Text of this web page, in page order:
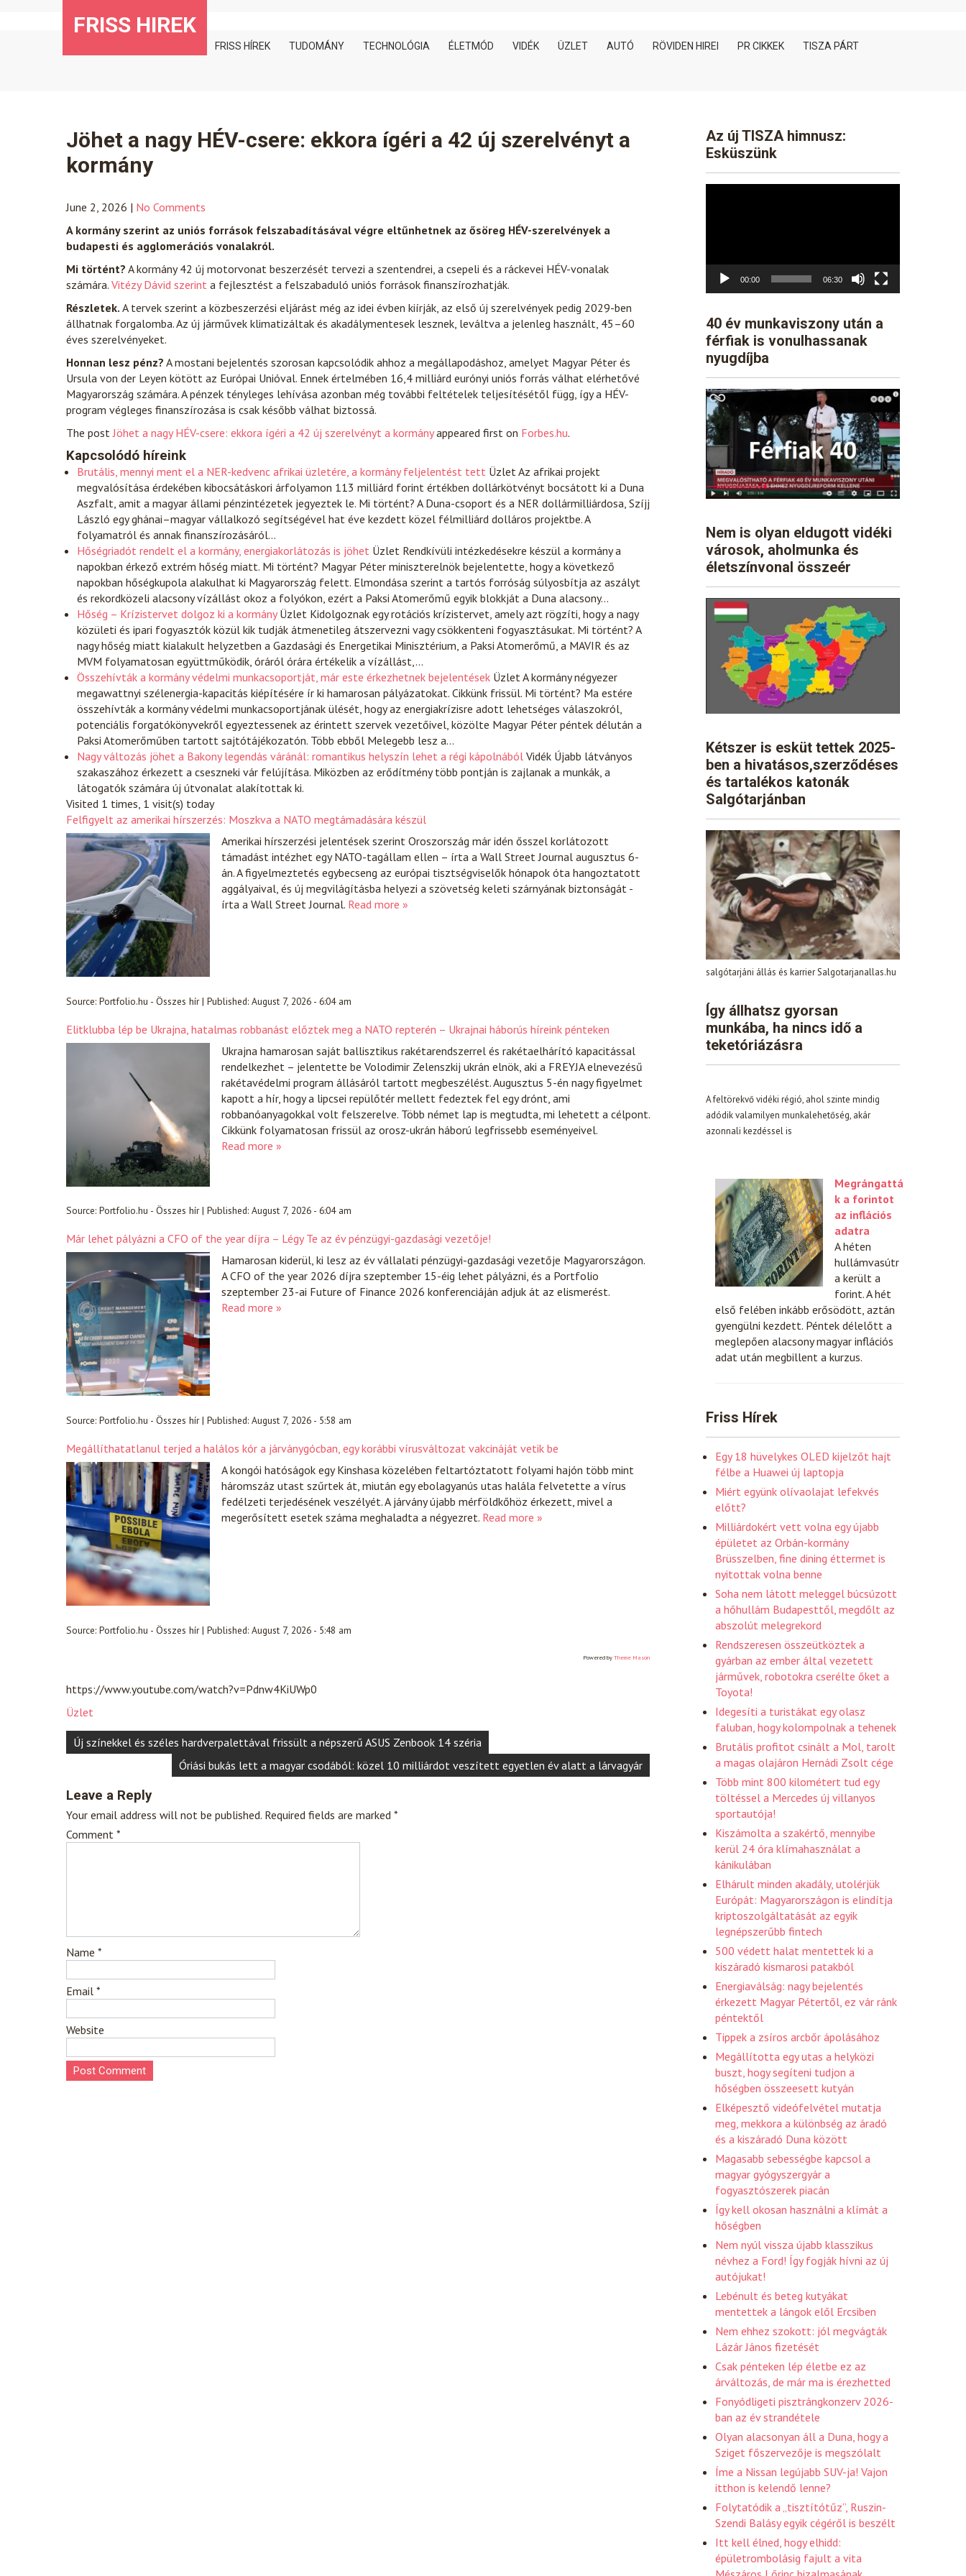
FRISS HIREK
FRISS HÍREK TUDOMÁNY TECHNOLÓGIA ÉLETMÓD VIDÉK ÜZLET AUTÓ RÖVIDEN HIREI PR CIKKEK TISZA PÁRT
Jöhet a nagy HÉV-csere: ekkora ígéri a 42 új szerelvényt a
kormány
June 2, 2026 | No Comments
A kormány szerint az uniós források felszabadításával végre eltűnhetnek az ősöreg HÉV-szerelvények a
budapesti és agglomerációs vonalakról.
Mi történt? A kormány 42 új motorvonat beszerzését tervezi a szentendrei, a csepeli és a ráckevei HÉV-vonalak
számára. Vitézy Dávid szerint a fejlesztést a felszabaduló uniós források finanszírozhatják.
Részletek. A tervek szerint a közbeszerzési eljárást még az idei évben kiírják, az első új szerelvények pedig 2029-ben
állhatnak forgalomba. Az új járművek klimatizáltak és akadálymentesek lesznek, leváltva a jelenleg használt, 45–60
éves szerelvényeket.
Honnan lesz pénz? A mostani bejelentés szorosan kapcsolódik ahhoz a megállapodáshoz, amelyet Magyar Péter és
Ursula von der Leyen kötött az Európai Unióval. Ennek értelmében 16,4 milliárd eurónyi uniós forrás válhat elérhetővé
Magyarország számára. A pénzek tényleges lehívása azonban még további feltételek teljesítésétől függ, így a HÉV-
program végleges finanszírozása is csak később válhat biztossá.
The postJöhet a nagy HÉV-csere: ekkora ígéri a 42 új szerelvényt a kormányappeared first on Forbes.hu.
Kapcsolódó híreink
Brutális, mennyi ment el a NER-kedvenc afrikai üzletére, a kormány feljelentést tett ÜzletAz afrikai projekt
megvalósítása érdekében kibocsátáskori árfolyamon 113 milliárd forint értékben dollárkötvényt bocsátott ki a Duna
Aszfalt, amit a magyar állami pénzintézetek jegyeztek le. Mi történt? A Duna-csoport és a NER dollármilliárdosa, Szíjj
László egy ghánai–magyar vállalkozó segítségével hat éve kezdett közel félmilliárd dolláros projektbe. A
folyamatról és annak finanszírozásáról…
Hőségriadót rendelt el a kormány, energiakorlátozás is jöhet Üzlet Rendkívüli intézkedésekre készül a kormány a
napokban érkező extrém hőség miatt. Mi történt? Magyar Péter miniszterelnök bejelentette, hogy a következő
napokban hőségkupola alakulhat ki Magyarország felett. Elmondása szerint a tartós forróság súlyosbítja az aszályt
és rekordközeli alacsony vízállást okoz a folyókon, ezért a Paksi Atomerőmű egyik blokkját a Duna alacsony…
Hőség – Krízistervet dolgoz ki a kormányÜzlet Kidolgoznak egy rotációs krízistervet, amely azt rögzíti, hogy a nagy
közületi és ipari fogyasztók közül kik tudják átmenetileg átszervezni vagy csökkenteni fogyasztásukat. Mi történt? A
nagy hőség miatt kialakult helyzetben a Gazdasági és Energetikai Minisztérium, a Paksi Atomerőmű, a MAVIR és az
MVM folyamatosan együttműködik, óráról órára értékelik a vízállást,…
Összehívták a kormány védelmi munkacsoportját, már este érkezhetnek bejelentések ÜzletA kormány négyezer
megawattnyi szélenergia-kapacitás kiépítésére ír ki hamarosan pályázatokat. Cikkünk frissül. Mi történt? Ma estére
összehívták a kormány védelmi munkacsoportjának ülését, hogy az energiakrízisre adott lehetséges válaszokról,
potenciális forgatókönyvekről egyeztessenek az érintett szervek vezetőivel, közölte Magyar Péter péntek délután a
Paksi Atomerőműben tartott sajtótájékozatón. Több ebből Melegebb lesz a…
Nagy változás jöhet a Bakony legendás váránál: romantikus helyszín lehet a régi kápolnából Vidék Újabb látványos
szakaszához érkezett a cseszneki vár felújítása. Miközben az erődítmény több pontján is zajlanak a munkák, a
látogatók számára új útvonalat alakítottak ki.
Visited 1 times, 1 visit(s) today
Felfigyelt az amerikai hírszerzés: Moszkva a NATO megtámadására készül
Amerikai hírszerzési jelentések szerint Oroszország már idén ősszel korlátozott
támadást intézhet egy NATO-tagállam ellen – írta a Wall Street Journal augusztus 6-
án. A figyelmeztetés egybecseng az európai tisztségviselők hónapok óta hangoztatott
aggályaival, és új megvilágításba helyezi a szövetség keleti szárnyának biztonságát -
írta a Wall Street Journal. Read more »
Source: Portfolio.hu - Összes hír| Published: August 7, 2026 - 6:04 am
Elitklubba lép be Ukrajna, hatalmas robbanást előztek meg a NATO repterén – Ukrajnai háborús híreink pénteken
Ukrajna hamarosan saját ballisztikus rakétarendszerrel és rakétaelhárító kapacitással
rendelkezhet – jelentette be Volodimir Zelenszkij ukrán elnök, aki a FREYJA elnevezésű
rakétavédelmi program állásáról tartott megbeszélést. Augusztus 5-én nagy figyelmet
kapott a hír, hogy a lipcsei repülőtér mellett fedeztek fel egy drónt, ami
robbanóanyagokkal volt felszerelve. Több német lap is megtudta, mi lehetett a célpont.
Cikkünk folyamatosan frissül az orosz-ukrán háború legfrissebb eseményeivel.
Read more »
Source: Portfolio.hu - Összes hír| Published: August 7, 2026 - 6:04 am
Már lehet pályázni a CFO of the year díjra – Légy Te az év pénzügyi-gazdasági vezetője!
Hamarosan kiderül, ki lesz az év vállalati pénzügyi-gazdasági vezetője Magyarországon.
A CFO of the year 2026 díjra szeptember 15-éig lehet pályázni, és a Portfolio
szeptember 23-ai Future of Finance 2026 konferenciáján adjuk át az elismerést.
Read more »
Source: Portfolio.hu - Összes hír| Published: August 7, 2026 - 5:58 am
Megállíthatatlanul terjed a halálos kór a járványgócban, egy korábbi vírusváltozat vakcináját vetik be
A kongói hatóságok egy Kinshasa közelében feltartóztatott folyami hajón több mint
háromszáz utast szűrtek át, miután egy ebolagyanús utas halála felvetette a vírus
fedélzeti terjedésének veszélyét. A járvány újabb mérföldkőhöz érkezett, mivel a
megerősített esetek száma meghaladta a négyezret. Read more »
Source: Portfolio.hu - Összes hír| Published: August 7, 2026 - 5:48 am
Powered by Theme Mason
https://www.youtube.com/watch?v=Pdnw4KiUWp0
Üzlet
Post
navigation
Új színekkel és széles hardverpalettával frissült a népszerű ASUS Zenbook 14 széria
Óriási bukás lett a magyar csodából: közel 10 milliárdot veszített egyetlen év alatt a lárvagyár
Leave a Reply
Your email address will not be published. Required fields are marked *
Comment *
Name *
Email *
Website
Az új TISZA himnusz:
Esküszünk
00:00 06:30
40 év munkaviszony után a
férfiak is vonulhassanak
nyugdíjba
Nem is olyan eldugott vidéki
városok, aholmunka és
életszínvonal összeér
Kétszer is esküt tettek 2025-
ben a hivatásos,szerződéses
és tartalékos katonák
Salgótarjánban
salgótarjáni állás és karrier Salgotarjanallas.hu
Így állhatsz gyorsan
munkába, ha nincs idő a
teketóriázásra
A feltörekvő vidéki régió, ahol szinte mindig
adódik valamilyen munkalehetőség, akár
azonnali kezdéssel is
Megrángattá
k a forintot
az inflációs
adatra
A héten
hullámvasútr
a került a
forint. A hét
első felében inkább erősödött, aztán
gyengülni kezdett. Péntek délelőtt a
meglepően alacsony magyar inflációs
adat után megbillent a kurzus.
Friss Hírek
Egy 18 hüvelykes OLED kijelzőt hajt
félbe a Huawei új laptopja
Miért együnk olívaolajat lefekvés
előtt?
Milliárdokért vett volna egy újabb
épületet az Orbán-kormány
Brüsszelben, fine dining éttermet is
nyitottak volna benne
Soha nem látott meleggel búcsúzott
a hőhullám Budapesttől, megdőlt az
abszolút melegrekord
Rendszeresen összeütköztek a
gyárban az ember által vezetett
járművek, robotokra cserélte őket a
Toyota!
Idegesíti a turistákat egy olasz
faluban, hogy kolompolnak a tehenek
Brutális profitot csinált a Mol, tarolt
a magas olajáron Hernádi Zsolt cége
Több mint 800 kilométert tud egy
töltéssel a Mercedes új villanyos
sportautója!
Kiszámolta a szakértő, mennyibe
kerül 24 óra klímahasználat a
kánikulában
Elhárult minden akadály, utolérjük
Európát: Magyarországon is elindítja
kriptoszolgáltatását az egyik
legnépszerűbb fintech
500 védett halat mentettek ki a
kiszáradó kismarosi patakból
Energiaválság: nagy bejelentés
érkezett Magyar Pétertől, ez vár ránk
péntektől
Tippek a zsíros arcbőr ápolásához
Megállította egy utas a helyközi
buszt, hogy segíteni tudjon a
hőségben összeesett kutyán
Elképesztő videófelvétel mutatja
meg, mekkora a különbség az áradó
és a kiszáradó Duna között
Magasabb sebességbe kapcsol a
magyar gyógyszergyár a
fogyasztószerek piacán
Így kell okosan használni a klímát a
hőségben
Nem nyúl vissza újabb klasszikus
névhez a Ford! Így fogják hívni az új
autójukat!
Lebénult és beteg kutyákat
mentettek a lángok elől Ercsiben
Nem ehhez szokott: jól megvágták
Lázár János fizetését
Csak pénteken lép életbe ez az
árváltozás, de már ma is érezhetted
Fonyódligeti pisztrángkonzerv 2026-
ban az év strandétele
Olyan alacsonyan áll a Duna, hogy a
Sziget főszervezője is megszólalt
Íme a Nissan legújabb SUV-ja! Vajon
itthon is kelendő lenne?
Folytatódik a „tisztítótűz”, Ruszin-
Szendi Balásy egyik cégéről is beszélt
Itt kell élned, hogy elhidd:
épületrombolásig fajult a vita